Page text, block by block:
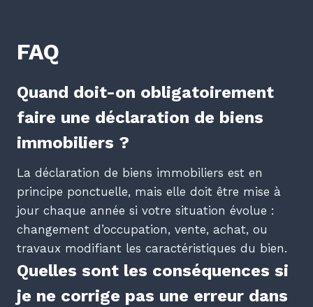
FAQ
Quand doit-on obligatoirement
faire une déclaration de biens
immobiliers ?
La déclaration de biens immobiliers est en
principe ponctuelle, mais elle doit être mise à
jour chaque année si votre situation évolue :
changement d’occupation, vente, achat, ou
travaux modifiant les caractéristiques du bien.
Quelles sont les conséquences si
je ne corrige pas une erreur dans